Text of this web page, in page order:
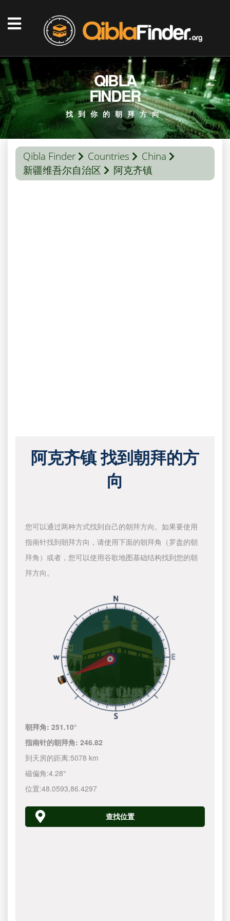
QIBLA
FINDER
找到你的朝拜方向
Qibla Finder Countries
China
新疆维吾尔自治区
阿克齐镇
阿克齐镇 找到朝拜的方
向
您可以通过两种方式找到自己的朝拜方向。如果要使用
指南针找到朝拜方向，请使用下面的朝拜角（罗盘的朝
拜角）或者，您可以使用谷歌地图基础结构找到您的朝
拜方向。
朝拜角:251.10°
指南针的朝拜角:246.82
到天房的距离:5078 km
磁偏角:4.28°
位置:48.0593,86.4297
查找位置